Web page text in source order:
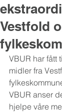
Vestfold
VBUR har fått
midler fra
VBUR anser
hjelpe våre